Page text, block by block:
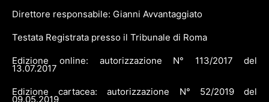
Direttore responsabile: Gianni Avvantaggiato
Testata Registrata presso il Tribunale di Roma
Edizione online: autorizzazione N° 113/2017 del
13.07.2017
Edizione cartacea: autorizzazione N° 52/2019 del
09.05.2019